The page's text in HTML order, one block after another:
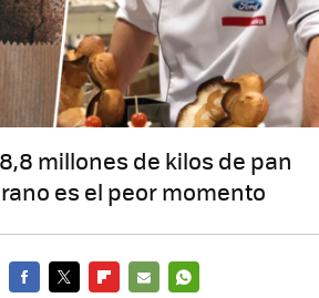
millones de kilos de pan
es el peor momento